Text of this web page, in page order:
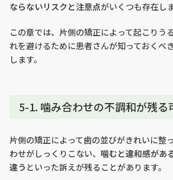
ならないリスクと注意点がいくつも存在しま
この章では、片側の矯正によって起こりう
れを避けるために患者さんが知っておくべ
します。
5-1. 噛み合わせの不調和が残る
片側の矯正によって歯の並びがきれいに整
わせがしっくりこない、 噛むと違和感があ
違う といった訴えが残ることがあります。